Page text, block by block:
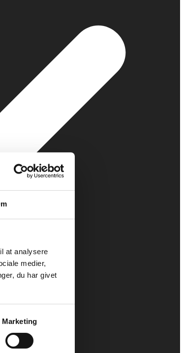
at analysere
medier,
du har givet
Marketing